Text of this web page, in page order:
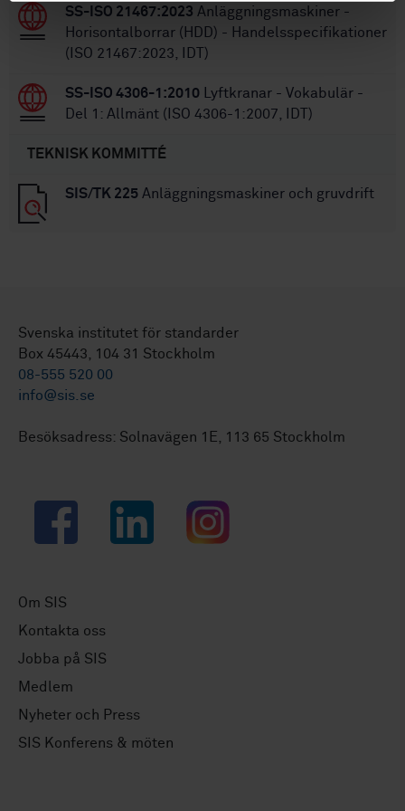
SS-ISO 21467:2023 Anläggningsmaskiner -
Horisontalborrar (HDD) - Handelsspecifikationer
(ISO 21467:2023, IDT)
SS-ISO 4306-1:2010 Lyftkranar - Vokabulär -
Del 1: Allmänt (ISO 4306-1:2007, IDT)
TEKNISK KOMMITTÉ
SIS/TK 225 Anläggningsmaskiner och gruvdrift
Svenska institutet för standarder
Box 45443, 104 31 Stockholm
08-555 520 00
info@sis.se
Besöksadress: Solnavägen 1E, 113 65 Stockholm
Facebook LinkedIn Instagram
Om SIS
Kontakta oss
Jobba på SIS
Medlem
Nyheter och Press
SIS Konferens & möten